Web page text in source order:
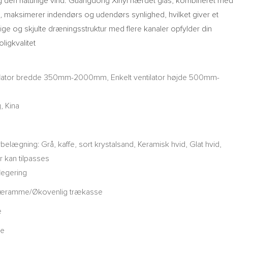
maksimerer indendørs og udendørs synlighed, hvilket giver et
og skjulte dræningsstruktur med flere kanaler opfylder din
bredde 350mm-2000mm, Enkelt ventilator højde 500mm-
Kina
Grå, kaffe, sort krystalsand, Keramisk hvid, Glat hvid,
kan tilpasses
Økovenlig trækasse